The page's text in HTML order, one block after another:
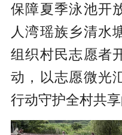
保障夏季泳池开
人湾瑶族乡清水
组织村民志愿者
动，以志愿微光
行动守护全村共享